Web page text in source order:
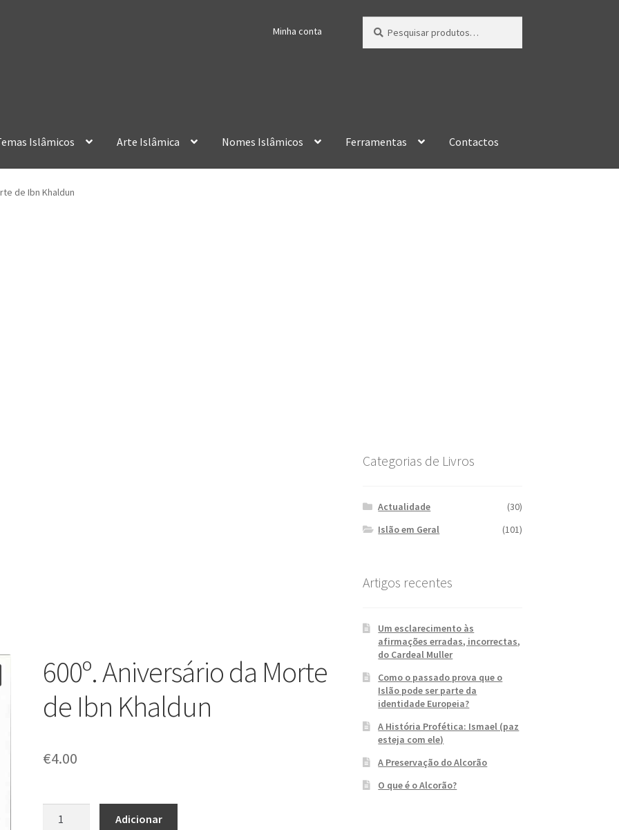
Minha conta
por:
Islâmicos Arte Islâmica Nomes Islâmicos Ferramentas Contactos
de Ibn Khaldun
600º. Aniversário da Morte
de Ibn Khaldun
€4.00
Adicionar
Categorias de Livros
Actualidade
(30)
Islão em Geral
(101)
Artigos recentes
Um esclarecimento às
afirmações erradas, incorrectas,
do Cardeal Muller
Como o passado prova que o
Islão pode ser parte da
identidade Europeia?
A História Profética: Ismael (paz
esteja com ele)
A Preservação do Alcorão
O que é o Alcorão?